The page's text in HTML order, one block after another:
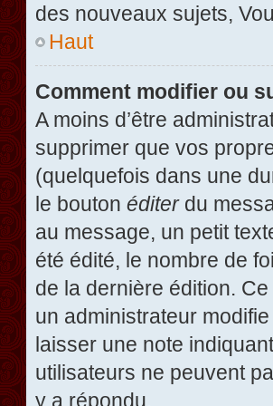
des nouveaux sujets,
Haut
Comment modifier ou
A moins d’être
supprimer que vos
(quelquefois dans une
le bouton éditerdu
au message, un petit
été édité, le nombre de
de la dernière édition.
un administrateur
laisser une note
utilisateurs ne peuvent
y a répondu.